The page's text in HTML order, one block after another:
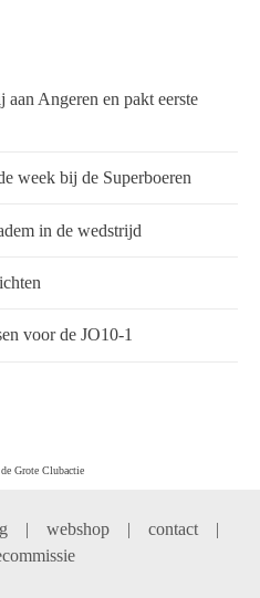
Angeren en pakt eerste
week bij de Superboeren
in de wedstrijd
voor de JO10-1
Grote Clubactie
| webshop | contact |